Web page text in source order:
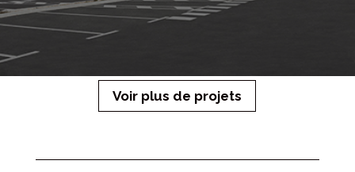
Voir plus de projets